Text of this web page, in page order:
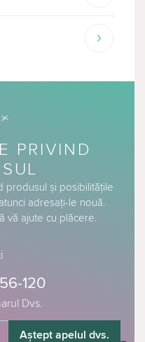
PRIVIND
produsul și posibilitățile
adresați-le nouă.
vă ajute cu plăcere.
Dvs.
120
Aștept apelul dvs.